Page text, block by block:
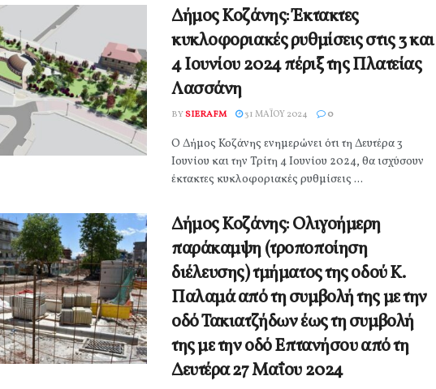
Δήμος Κοζάνης: Έκτακτες
κυκλοφοριακές ρυθμίσεις στις 3 και
4 Ιουνίου 2024 πέριξ της Πλατείας
Λασσάνη
BYSIERAFM 31 ΜΑΪ́ΟΥ 2024 0
Ο Δήμος Κοζάνης ενημερώνει ότι τη Δευτέρα 3
Ιουνίου και την Τρίτη 4 Ιουνίου 2024, θα ισχύσουν
έκτακτες κυκλοφοριακές ρυθμίσεις ...
Δήμος Κοζάνης: Ολιγοήμερη
παράκαμψη (τροποποίηση
διέλευσης) τμήματος της οδού Κ.
Παλαμά από τη συμβολή της με την
οδό Τακιατζήδων έως τη συμβολή
της με την οδό Επτανήσου από τη
Δευτέρα 27 Μαΐου 2024